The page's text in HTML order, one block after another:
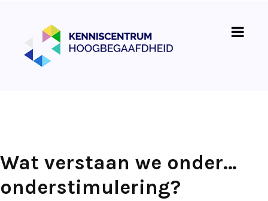
Wat verstaan we onder…
onderstimulering?